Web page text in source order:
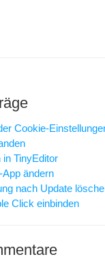
Cookie-
in TinyEditor
ändern
nach Update
Click einbinden